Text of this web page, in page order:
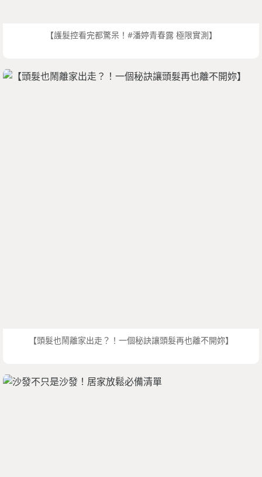
【護髮控看完都驚呆！#潘婷青春露 極限實測】
【頭髮也鬧離家出走？！一個秘訣讓頭髮再也離不開妳】